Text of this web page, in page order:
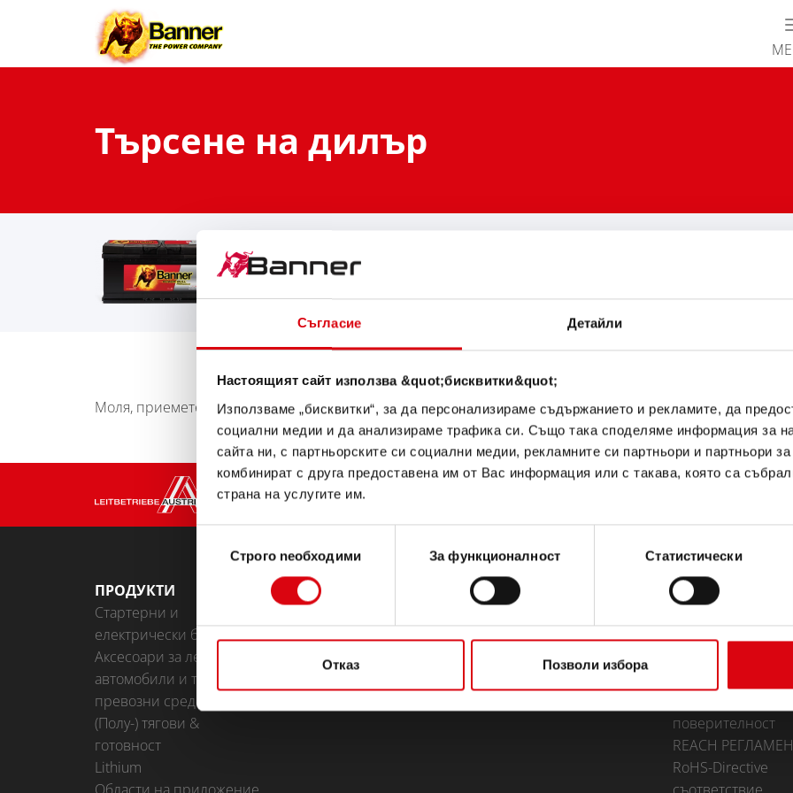
Съгласие Детайли
Настоящият сайт използва &quot;бисквитки&quot;
Използваме „бисквитки“, за да персонализираме съдържанието и рекламите, да
социални медии и да анализираме трафика си. Също така споделяме информация за
сайта ни, с партньорските си социални медии, рекламните си партньори и партньори
комбинират с друга предоставена им от Вас информация или с такава, която са
страна на услугите им.
Строго nеобходими За функционалност Статистически
Отказ Позволи избора
Търсене на дилър
Our battery search recommendation
Power Bull PROfessional
PRO P100 40
Моля, приемете Маркетингови бисквитки, за да видите съдържанието
ПРОДУКТИ
Стартерни и
електрически батерии
Аксесоари за леки
автомобили и търговски
превозни средства
(Полу-) тягови &
готовност
Lithium
BATTERY KNOWLEDGE
ПАРТНЬОРСКИ
Доставчици на Banner
Стани партньор
КОНТАКТ
Правна
поверителност
REACH
RoHS-Directive